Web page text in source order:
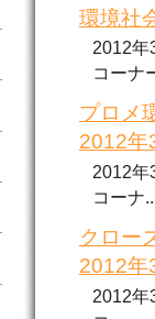
環境社
2012年
コーナ
プロメ
2012年
2012年
コーナ
クロー
2012年
2012年